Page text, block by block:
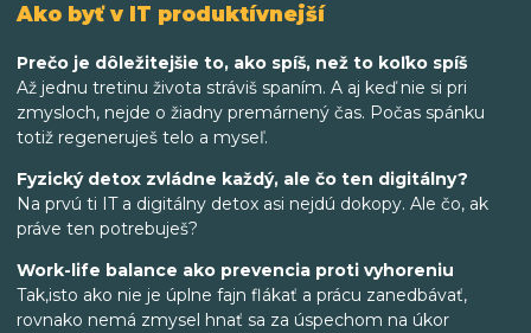
Ako byť v IT produktívnejší
Prečo je dôležitejšie to, ako spíš, než to koľko spíš
Až jednu tretinu života stráviš spaním. A aj keď nie si pri
zmysloch, nejde o žiadny premárnený čas. Počas spánku
totiž regeneruješ telo a myseľ.
Fyzický detox zvládne každý, ale čo ten digitálny?
Na prvú ti IT a digitálny detox asi nejdú dokopy. Ale čo, ak
práve ten potrebuješ?
Work-life balance ako prevencia proti vyhoreniu
Tak,isto ako nie je úplne fajn flákať a prácu zanedbávať,
rovnako nemá zmysel hnať sa za úspechom na úkor